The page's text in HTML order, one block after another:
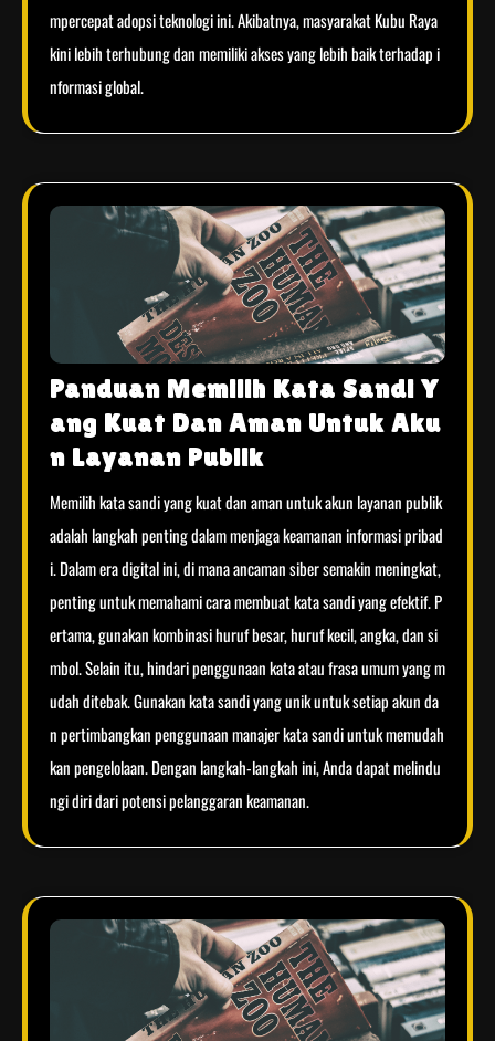
mpercepat adopsi teknologi ini. Akibatnya, masyarakat Kubu Raya
kini lebih terhubung dan memiliki akses yang lebih baik terhadap i
nformasi global.
Panduan Memilih Kata Sandi Y
ang Kuat Dan Aman Untuk Aku
n Layanan Publik
Memilih kata sandi yang kuat dan aman untuk akun layanan publik
adalah langkah penting dalam menjaga keamanan informasi pribad
i. Dalam era digital ini, di mana ancaman siber semakin meningkat,
penting untuk memahami cara membuat kata sandi yang efektif. P
ertama, gunakan kombinasi huruf besar, huruf kecil, angka, dan si
mbol. Selain itu, hindari penggunaan kata atau frasa umum yang m
udah ditebak. Gunakan kata sandi yang unik untuk setiap akun da
n pertimbangkan penggunaan manajer kata sandi untuk memudah
kan pengelolaan. Dengan langkah-langkah ini, Anda dapat melindu
ngi diri dari potensi pelanggaran keamanan.